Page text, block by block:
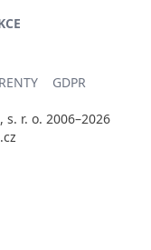
GDPR
s. r. o. 2006–2026